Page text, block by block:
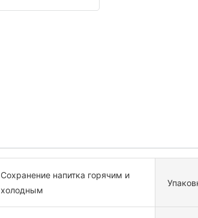
Сохранение напитка горячим и
холодным